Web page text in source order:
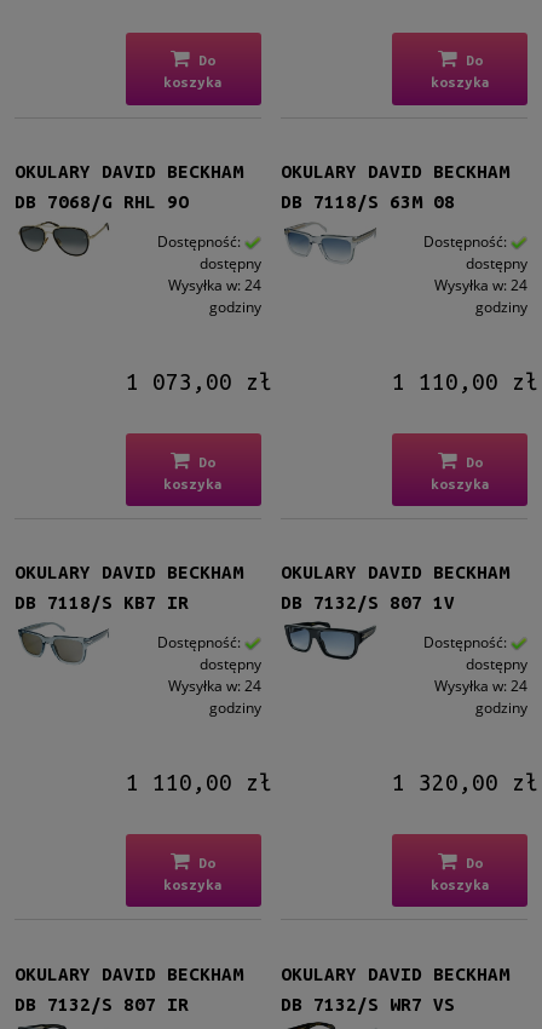
Do
koszyka
Do
koszyka
OKULARY DAVID BECKHAM
DB 7068/G RHL 9O
Dostępność:
dostępny
Wysyłka w: 24
godziny
1 073,00 zł
Do
koszyka
OKULARY DAVID BECKHAM
DB 7118/S 63M 08
Dostępność:
dostępny
Wysyłka w: 24
godziny
1 110,00 zł
Do
koszyka
OKULARY DAVID BECKHAM
DB 7118/S KB7 IR
Dostępność:
dostępny
Wysyłka w: 24
godziny
1 110,00 zł
Do
koszyka
OKULARY DAVID BECKHAM
DB 7132/S 807 1V
Dostępność:
dostępny
Wysyłka w: 24
godziny
1 320,00 zł
Do
koszyka
OKULARY DAVID BECKHAM
DB 7132/S 807 IR
OKULARY DAVID BECKHAM
DB 7132/S WR7 VS